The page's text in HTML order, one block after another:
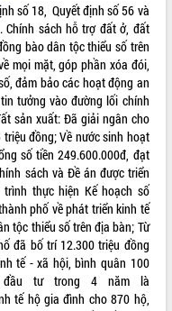
số 18, Quyết định số 56 và
Chính sách hỗ trợ đất ở, đất
bào dân tộc thiểu số trên
mọi mặt, góp phần xóa đói,
đảm bảo các hoạt động an
tưởng vào đường lối chính
sản xuất: Đã giải ngân cho
đồng; Về nước sinh hoạt
số tiền 249.600.000đ, đạt
sách và Đề án được triển
thực hiện Kế hoạch số
phố về phát triển kinh tế
tộc thiểu số trên địa bàn; Từ
đã bố trí 12.300 triệu đồng
tế - xã hội, bình quân 100
đầu tư trong 4 năm là
tế hộ gia đình cho 870 hộ,